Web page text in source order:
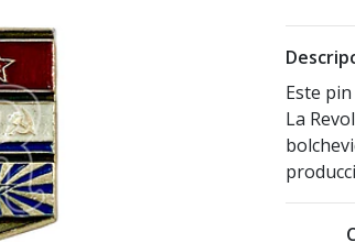
Este
La